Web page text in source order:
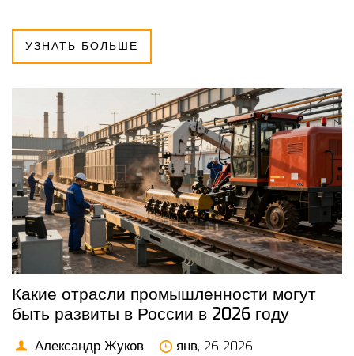
УЗНАТЬ БОЛЬШЕ
Какие отрасли промышленности могут
быть развиты в России в 2026 году
Александр Жуков
янв, 26 2026